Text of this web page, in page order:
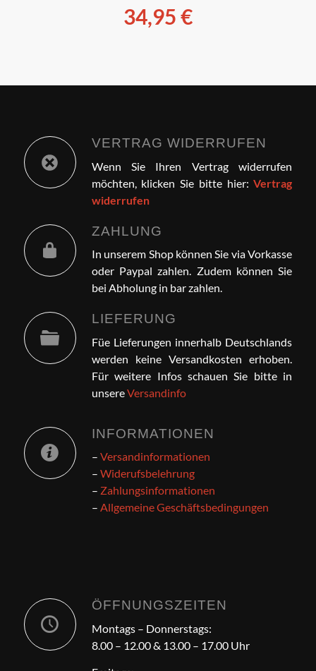
34,95€
VERTRAG WIDERRUFEN
Wenn Sie Ihren Vertrag widerrufen
möchten, klicken Sie bitte hier:Vertrag
widerrufen
ZAHLUNG
In unserem Shop können Sie via Vorkasse
oder Paypal zahlen. Zudem können Sie
bei Abholung in bar zahlen.
LIEFERUNG
Füe Lieferungen innerhalb Deutschlands
werden keine Versandkosten erhoben.
Für weitere Infos schauen Sie bitte in
unsereVersandinfo
INFORMATIONEN
– Versandinformationen
– Widerufsbelehrung
– Zahlungsinformationen
– Allgemeine Geschäftsbedingungen
ÖFFNUNGSZEITEN
Montags – Donnerstags:
8.00 – 12.00 & 13.00 – 17.00 Uhr